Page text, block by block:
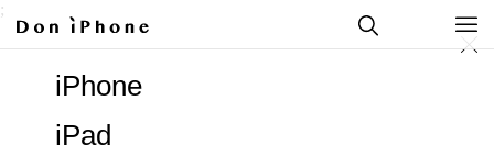
;
iPad
iPhone